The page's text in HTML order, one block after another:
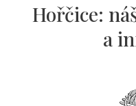
Hořčice:
a